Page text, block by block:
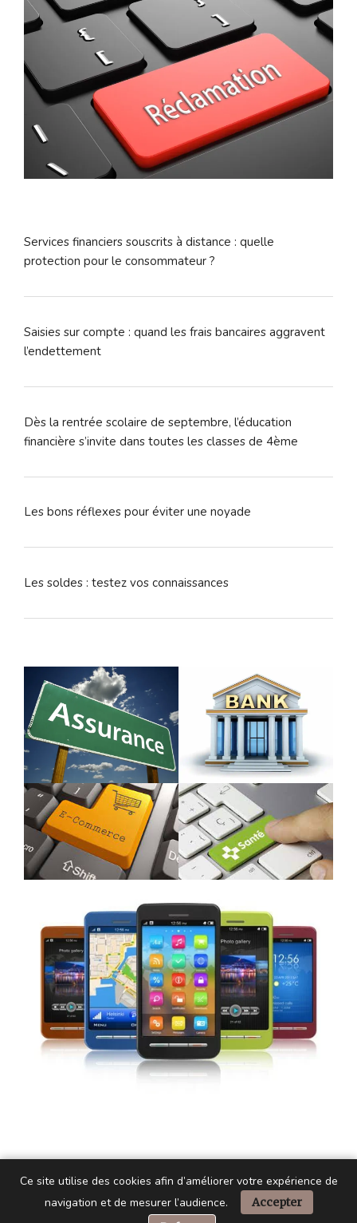
Services financiers souscrits à distance : quelle
protection pour le consommateur ?
Saisies sur compte : quand les frais bancaires aggravent
l’endettement
Dès la rentrée scolaire de septembre, l’éducation
financière s’invite dans toutes les classes de 4ème
Les bons réflexes pour éviter une noyade
Les soldes : testez vos connaissances
Ce site utilise des cookies afin d’améliorer votre expérience de
navigation et de mesurer l’audience.
Accepter